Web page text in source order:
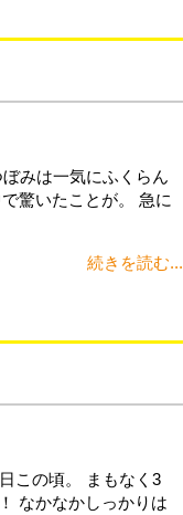
みは一気にふくらん
驚いたことが。 急に
続きを読む...
この頃。 まもなく3
なかなかしっかりは